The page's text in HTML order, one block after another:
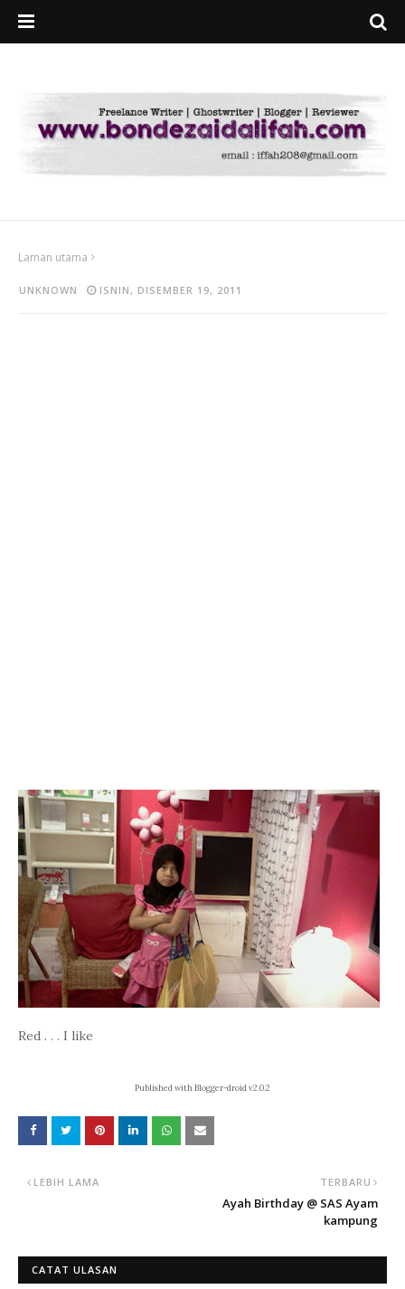
Laman utama
UNKNOWN ISNIN, DISEMBER 19, 2011
Red . . . I like
Published with Blogger-droid v2.0.2
TERBARU
Ayah Birthday @ SAS Ayam
kampung
LEBIH LAMA
CATAT ULASAN